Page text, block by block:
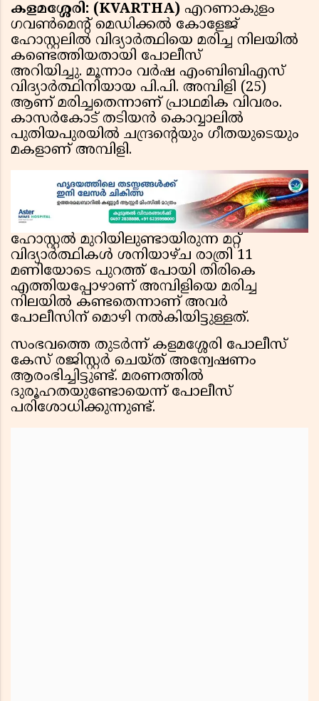
കളമശ്ശേരി: (KVARTHA) എറണാകുളം
ഗവൺമെൻ്റ് മെഡിക്കൽ കോളേജ്
ഹോസ്റ്റലിൽ വിദ്യാർത്ഥിയെ മരിച്ച നിലയിൽ
കണ്ടെത്തിയതായി പോലീസ്
അറിയിച്ചു. മൂന്നാം വർഷ എംബിബിഎസ്
വിദ്യാർത്ഥിനിയായ പി.പി. അമ്പിളി (25)
ആണ് മരിച്ചതെന്നാണ് പ്രാഥമിക വിവരം.
കാസർകോട് തടിയൻ കൊവ്വാലിൽ
പുതിയപുരയിൽ ചന്ദ്രൻ്റെയും ഗീതയുടെയും
മകളാണ് അമ്പിളി.
ഹോസ്റ്റൽ മുറിയിലുണ്ടായിരുന്ന മറ്റ്
വിദ്യാർത്ഥികൾ ശനിയാഴ്ച രാത്രി 11
മണിയോടെ പുറത്ത് പോയി തിരികെ
എത്തിയപ്പോഴാണ് അമ്പിളിയെ മരിച്ച
നിലയിൽ കണ്ടതെന്നാണ് അവർ
പോലീസിന് മൊഴി നൽകിയിട്ടുള്ളത്.
സംഭവത്തെ തുടർന്ന് കളമശ്ശേരി പോലീസ്
കേസ് രജിസ്റ്റർ ചെയ്ത് അന്വേഷണം
ആരംഭിച്ചിട്ടുണ്ട്. മരണത്തിൽ
ദുരൂഹതയുണ്ടോയെന്ന് പോലീസ്
പരിശോധിക്കുന്നുണ്ട്.